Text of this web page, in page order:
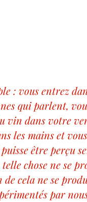
: vous entrez
qui parlent,
vin dans votre
les mains et
être perçu
chose ne se
cela ne se
par